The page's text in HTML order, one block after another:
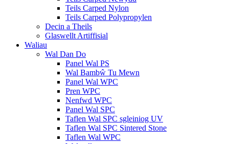
Teils Carped Nylon
Teils Carped Polypropylen
Decin a Theils
Glaswellt Artiffisial
Waliau
Wal Dan Do
Panel Wal PS
Wal Bambŵ Tu Mewn
Panel Wal WPC
Pren WPC
Nenfwd WPC
Panel Wal SPC
Taflen Wal SPC sgleiniog UV
Taflen Wal SPC Sintered Stone
Taflen Wal WPC